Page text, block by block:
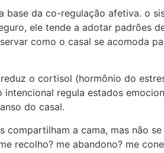
base da co-regulação afetiva. o
ele tende a adotar padrões
como o casal se acomoda
o cortisol (hormônio do
regula estados
do casal.
a cama, mas não
recolho? me abandono? me